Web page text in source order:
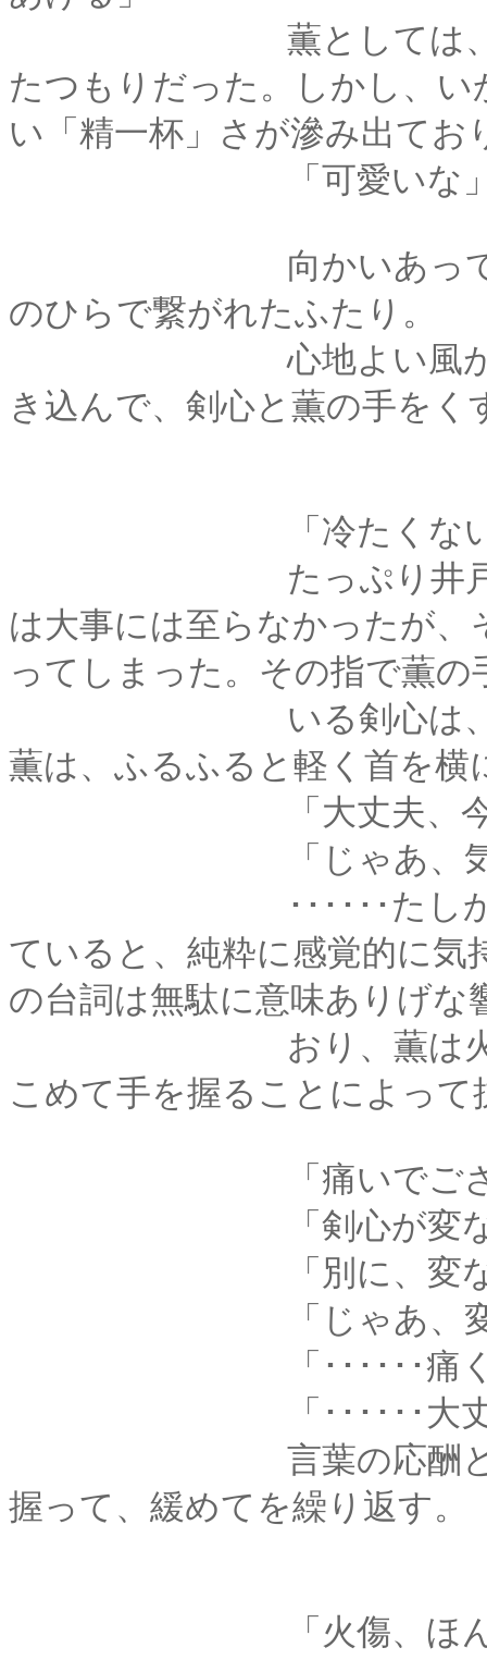
薫としては、思い切
たつもりだった。しかし、
い「精一杯」さが滲み出てお
「可愛いな」と頬
向かいあって膝を突
のひらで繋がれたふたり。
心地よい風が庭の葉
き込んで、剣心と薫の手をく
「冷たくないでご
たっぷり井戸水をか
は大事には至らなかったが
ってしまった。その指で薫の
いる剣心は、少し気
薫は、ふるふると軽く首を横
「大丈夫、今日はち
「じゃあ、気持ち
･･････たしかに、ひ
ていると、純粋に感覚的に
の台詞は無駄に意味ありげな
おり、薫は火傷に障
こめて手を握ることによって
「痛いでござ
「剣心が変なこと
「別に、変なことな
「じゃあ、変な訊
「･･････痛くない
「･･････大丈
言葉の応酬とともに
握って、緩めてを繰り返す。
「火傷、ほんとに